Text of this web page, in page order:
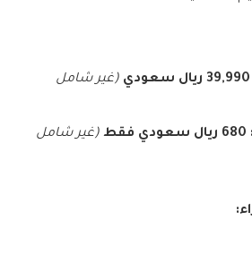
39,990 ريال سعودي
(غير شامل
680 ريال سعودي فقط
(غير شامل